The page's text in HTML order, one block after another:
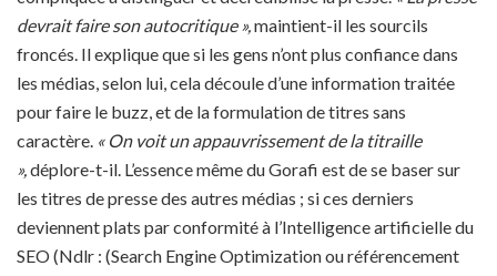
devrait faire son autocritique »,maintient-il les sourcils
froncés. Il explique que si les gens n’ont plus confiance dans
les médias, selon lui, cela découle d’une information traitée
pour faire le buzz, et de la formulation de titres sans
caractère. « On voit un appauvrissement de la titraille
»,déplore-t-il. L’essence même du Gorafi est de se baser sur
les titres de presse des autres médias ; si ces derniers
deviennent plats par conformité à l’Intelligence artificielle du
SEO (Ndlr : (Search Engine Optimization ou référencement